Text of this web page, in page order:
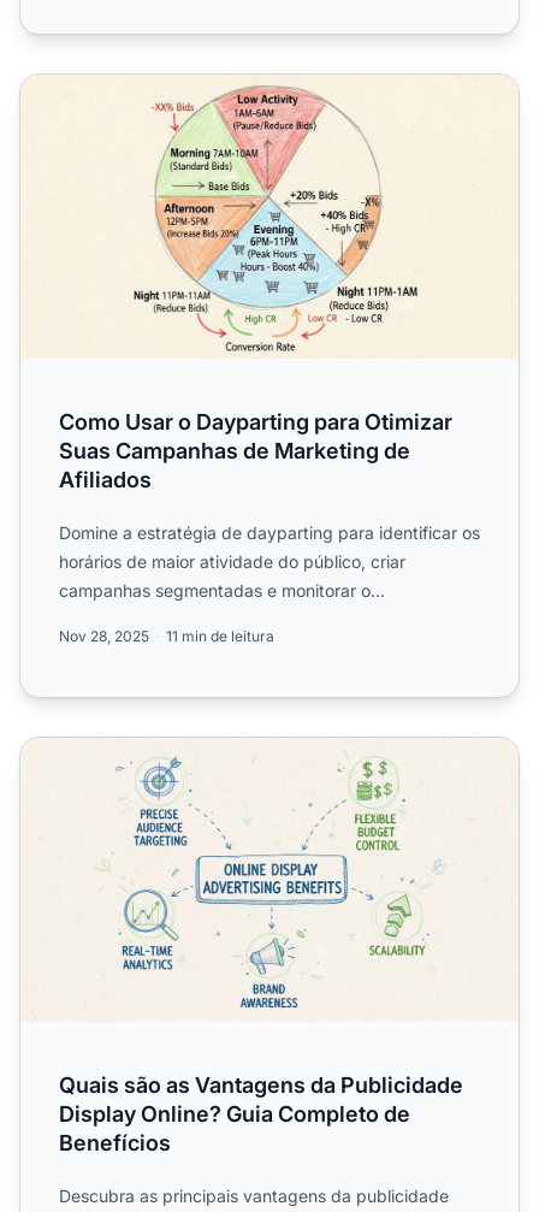
Como Usar o Dayparting para Otimizar Suas
Como Usar o Dayparting para Otimizar
Suas Campanhas de Marketing de
Afiliados
Domine a estratégia de dayparting para identificar os
horários de maior atividade do público, criar
campanhas segmentadas e monitorar o
Nov 28, 2025 11 min de leitura
Quais são as Vantagens da Publicidade Display Online?
Quais são as Vantagens da Publicidade
Display Online? Guia Completo de
Benefícios
Descubra as principais vantagens da publicidade